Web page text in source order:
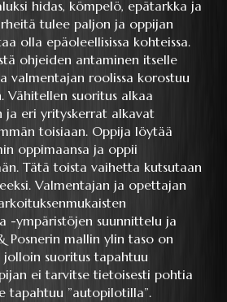
hidas, kömpelö, epätarkka ja
tulee paljon ja oppijan
olla epäoleellisissa kohteissa.
ohjeiden antaminen itselle
valmentajan roolissa korostuu
Vähitellen suoritus alkaa
ja eri yrityskerrat alkavat
toisiaan. Oppija löytää
oppimaansa ja oppii
Tätä toista vaihetta kutsutaan
Valmentajan ja opettajan
-ympäristöjen suunnittelu ja
Posnerin mallin ylin taso on
suoritus tapahtuu
ei tarvitse tietoisesti pohtia
tapahtuu ”autopilotilla”.